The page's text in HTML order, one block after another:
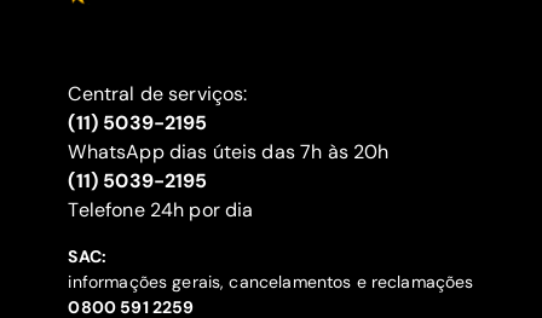
Central de serviços:
(11) 5039-2195
WhatsApp dias úteis das 7h às 20h
(11) 5039-2195
‍Telefone 24h por dia
SAC:
informações gerais, cancelamentos e reclamações
‍0800 591 2259